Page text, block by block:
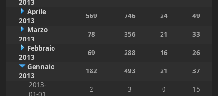
2013
Aprile
2013
569 746 24
49
Marzo
2013
78 356 21
33
Febbraio
2013
69 288 16
26
Gennaio
2013
182 493 21
37
2013-
01-01
2 3 0
15